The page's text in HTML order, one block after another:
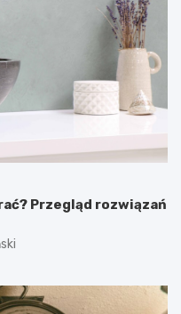
Przegląd rozwiązań